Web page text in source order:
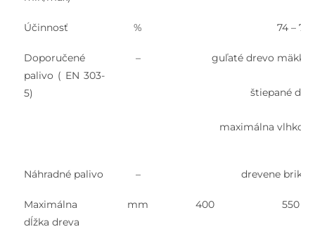
Účinnosť % 74 – 78
Doporučené
palivo ( EN 303-
5)
– guľaté drevo mäkké
štiepané
maximálna vlhkosť
Náhradné palivo – drevene
Maximálna
dĺžka dreva
mm 400 550